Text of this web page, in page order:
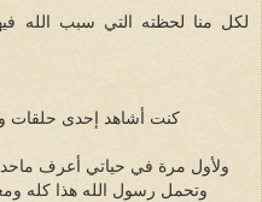
لكل منا لحظته التي سبب الله
كنت أشاهد إحدى حلقات
ولأول مرة في حياتي أعرف
وتحمل رسول الله هذا كله